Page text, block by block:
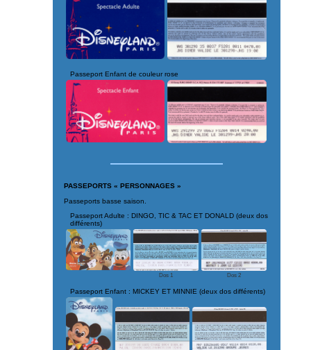
Passeport Enfant de couleur rose
PASSEPORTS « PERSONNAGES »
Passeports basse saison.
Passeport Adulte : DINGO, TIC & TAC ET DONALD (deux dos
différents)
Dos 1 Dos 2
Passeport Enfant : MICKEY ET MINNIE (deux dos différents)